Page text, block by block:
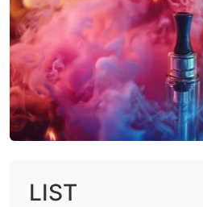
LIST